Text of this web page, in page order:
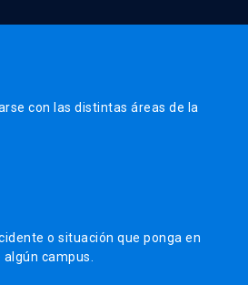
con las distintas áreas de la
o situación que ponga en
campus.